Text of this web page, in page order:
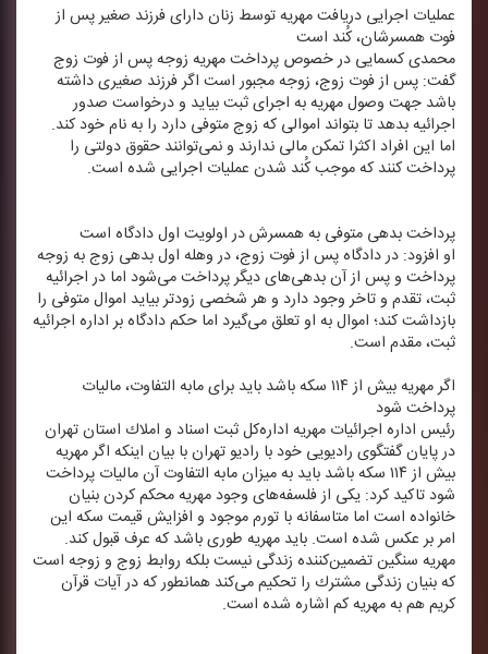
عملیات اجرایی دریافت مهریه توسط زنان دارای فرزند صغیر پس از
فوت همسرشان، كُند است
محمدی كسمایی در خصوص پرداخت مهریه زوجه پس از فوت زوج
گفت: پس از فوت زوج، زوجه مجبور است اگر فرزند صغیری داشته
باشد جهت وصول مهریه به اجرای ثبت بیاید و درخواست صدور
اجرائیه بدهد تا بتواند اموالی كه زوج متوفی دارد را به نام خود كند.
اما این افراد اكثرا تمكن مالی ندارند و نمی‌توانند حقوق دولتی را
پرداخت كنند كه موجب كُند شدن عملیات اجرایی شده است.
پرداخت بدهی متوفی به همسرش در اولویت اول دادگاه است
او افزود: در دادگاه پس از فوت زوج، در وهله اول بدهی زوج به زوجه
پرداخت و پس از آن بدهی‌های دیگر پرداخت می‌شود اما در اجرائیه
ثبت، تقدم و تاخر وجود دارد و هر شخصی زودتر بیاید اموال متوفی را
بازداشت كند؛ اموال به او تعلق می‌گیرد اما حكم دادگاه بر اداره اجرائیه
ثبت، مقدم است.
اگر مهریه بیش از ۱۱۴ سكه باشد باید برای مابه التفاوت، مالیات
پرداخت شود
رئیس اداره اجرائیات مهریه اداره‌كل ثبت اسناد و املاك استان تهران
در پایان گفتگوی رادیویی خود با رادیو تهران با بیان اینكه اگر مهریه
بیش از ۱۱۴ سكه باشد باید به میزان مابه التفاوت آن مالیات پرداخت
شود تاكید كرد: یكی از فلسفه‌های وجود مهریه محكم كردن بنیان
خانواده است اما متاسفانه با تورم موجود و افزایش قیمت سكه این
امر بر عكس شده است. باید مهریه طوری باشد كه عرف قبول كند.
مهریه سنگین تضمین‌كننده زندگی نیست بلكه روابط زوج و زوجه است
كه بنیان زندگی مشترك را تحكیم می‌كند همانطور كه در آیات قرآن
كریم هم به مهریه كم اشاره شده است.